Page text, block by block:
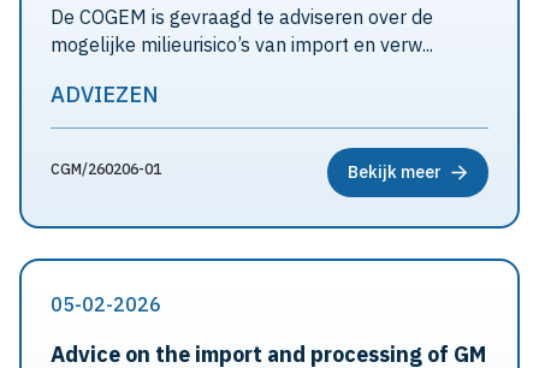
De COGEM is gevraagd te adviseren over de
mogelijke milieurisico’s van import en verw...
ADVIEZEN
CGM/260206-01 Bekijk meer
05-02-2026
Advice on the import and processing of GM